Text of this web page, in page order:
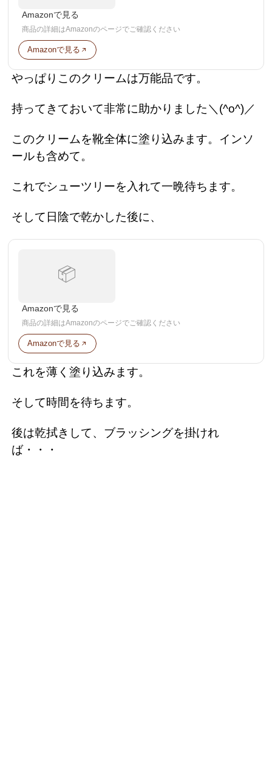
Amazonで見る
商品の詳細はAmazonのページでご確認ください
Amazonで見る
やっぱりこのクリームは万能品です。
持ってきておいて非常に助かりました＼(^o^)／
このクリームを靴全体に塗り込みます。インソ
ールも含めて。
これでシューツリーを入れて一晩待ちます。
そして日陰で乾かした後に、
📦
Amazonで見る
商品の詳細はAmazonのページでご確認ください
Amazonで見る
これを薄く塗り込みます。
そして時間を待ちます。
後は乾拭きして、ブラッシングを掛けれ
ば・・・